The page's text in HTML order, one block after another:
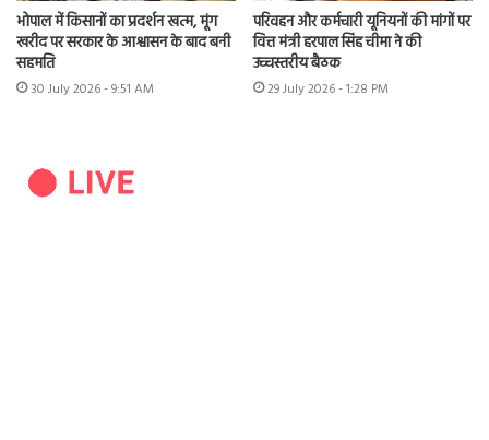
भोपाल में किसानों का प्रदर्शन खत्म, मूंग
खरीद पर सरकार के आश्वासन के बाद बनी
सहमति
30 July 2026 - 9:51 AM
परिवहन और कर्मचारी यूनियनों की मांगों पर
वित्त मंत्री हरपाल सिंह चीमा ने की
उच्चस्तरीय बैठक
29 July 2026 - 1:28 PM